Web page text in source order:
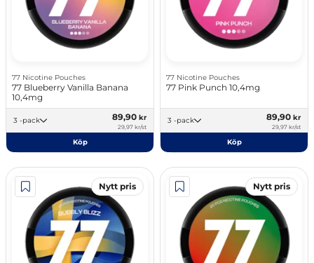
77 Nicotine Pouches
77 Blueberry Vanilla Banana
10,4mg
3 -pack 89,90 kr
29,97 kr/st
Köp
77 Nicotine Pouches
77 Pink Punch 10,4mg
3 -pack 89,90 kr
29,97 kr/st
Köp
Nytt pris Nytt pris